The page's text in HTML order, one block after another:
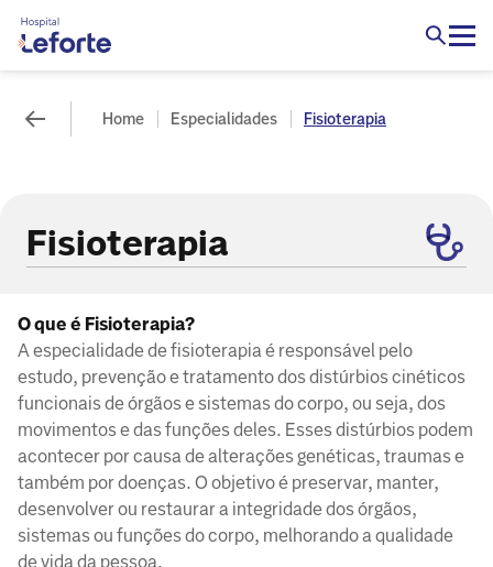
Home Especialidades Fisioterapia
Fisioterapia
O que é Fisioterapia?
A especialidade de fisioterapia é responsável pelo
estudo, prevenção e tratamento dos distúrbios cinéticos
funcionais de órgãos e sistemas do corpo, ou seja, dos
movimentos e das funções deles. Esses distúrbios podem
acontecer por causa de alterações genéticas, traumas e
também por doenças. O objetivo é preservar, manter,
desenvolver ou restaurar a integridade dos órgãos,
sistemas ou funções do corpo, melhorando a qualidade
de vida da pessoa.